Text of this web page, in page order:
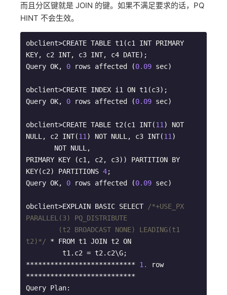
而且分区键就是 JOIN 的键。如果不满足要求的话，PQ
HINT 不会生效。
obclient>CREATE TABLE t1(c1 INT PRIMARY
KEY, c2 INT, c3 INT, c4 DATE);
Query OK, 0 rows affected (0.09 sec)
obclient>CREATE INDEX i1 ON t1(c3);
Query OK, 0 rows affected (0.09 sec)
obclient>CREATE TABLE t2(c1 INT(11 ) NOT
NULL, c2 INT(11 ) NOT NULL, c3 INT(11 )
PRIMARY KEY (c1, c2, c3)) PARTITION BY
KEY(c2) PARTITIONS 4;
Query OK, 0 rows affected (0.09 sec)
obclient>EXPLAIN BASIC SELECT /*+USE_PX
PARALLEL(3) PQ_DISTRIBUTE
t2)*/ * FROM t1 JOIN t2 ON
*************************** 1.
row
***************************
Query Plan: